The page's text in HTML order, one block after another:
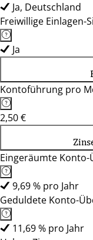
Ja, Deutschland
Freiwillige Einlagen-
Ja
Kontoführung pro
2,50 €
Eingeräumte
9,69 % pro Jahr
Geduldete Konto-
11,69 % pro Jahr